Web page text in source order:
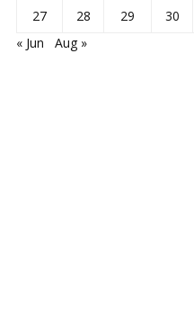
27
28 29 30
« Jun
Aug »